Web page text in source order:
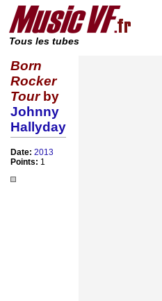
Tous les tubes
Born
Rocker
Tourby
Johnny
Hallyday
Date: 2013
Points: 1